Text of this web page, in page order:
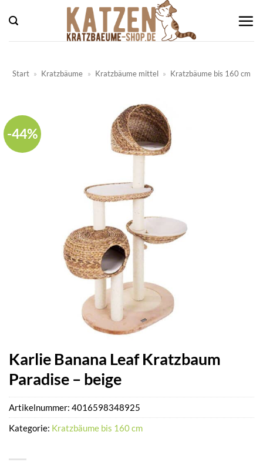
Inhalt
springen
Start » Kratzbäume » Kratzbäume mittel » Kratzbäume bis 160 cm
-44%
Karlie Banana Leaf Kratzbaum
Paradise – beige
Artikelnummer: 4016598348925
Kategorie: Kratzbäume bis 160 cm